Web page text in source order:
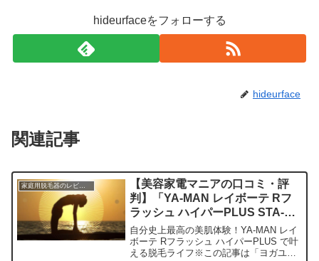
hideurfaceをフォローする
hideurface
関連記事
家庭用脱毛器のレビュー
【美容家電マニアの口コミ・評
判】「YA-MAN レイボーテ Rフ
ラッシュ ハイパーPLUS STA-
210P（家庭用脱毛器）」を実際
に使ってみた正直感想
自分史上最高の美肌体験！YA-MAN レイ
ボーテ Rフラッシュ ハイパーPLUS で叶
える脱毛ライフ※この記事は「ヨガユニ